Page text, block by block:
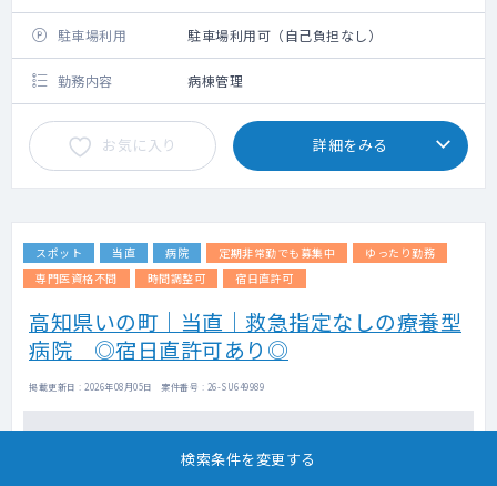
駐車場利用 駐車場利用可（自己負担なし）
勤務内容 病棟管理
お気に入り 詳細をみる
スポット 当直 病院 定期非常勤でも募集中
ゆったり勤務
専門医資格不問
時間調整可 宿日直許可
高知県いの町｜当直｜救急指定なしの療養型
病院 ◎宿日直許可あり◎
掲載更新日 : 2026年08月05日 案件番号 : 26-SU649989
◆明け時間調整のご相談可能です！
検索条件を変更する